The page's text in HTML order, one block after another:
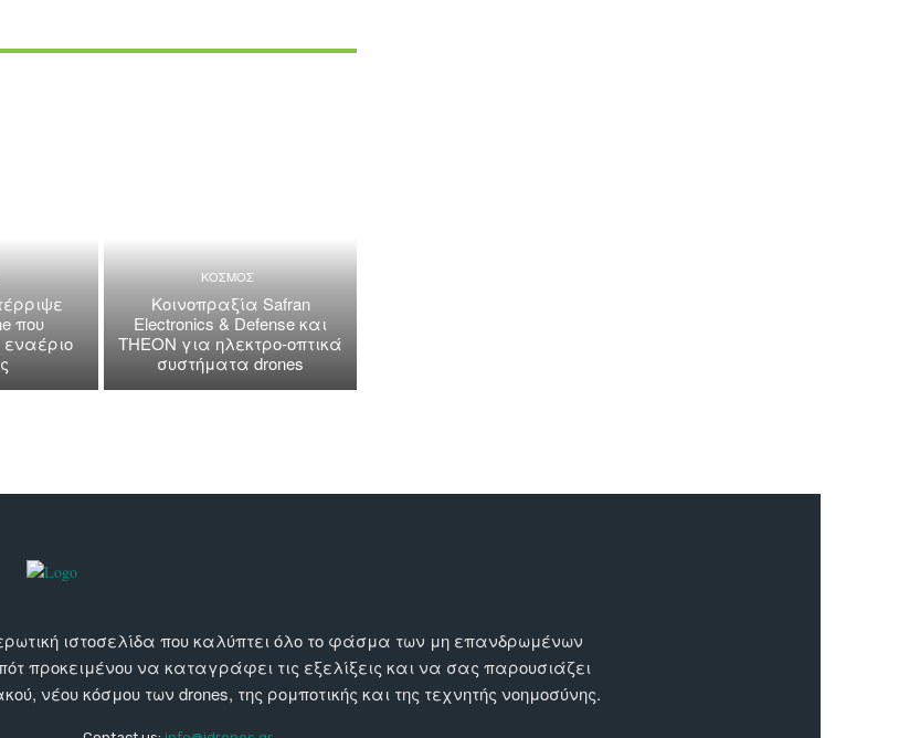
που
ΚΟΣΜΟΣ
Κοινοπραξία Safran
Electronics & Defense και
THEON για ηλεκτρο-οπτικά
συστήματα drones
ιστοσελίδα που καλύπτει όλο το φάσμα των μη επανδρωμένων
προκειμένου να καταγράφει τις εξελίξεις και να σας παρουσιάζει
νέου κόσμου των drones, της ρομποτικής και της τεχνητής νοημοσύνης.